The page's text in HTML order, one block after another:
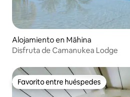
Alojamiento en Māhina
Disfruta de Camanukea Lodge
Favorito entre huéspedes
Favorito entre huéspedes